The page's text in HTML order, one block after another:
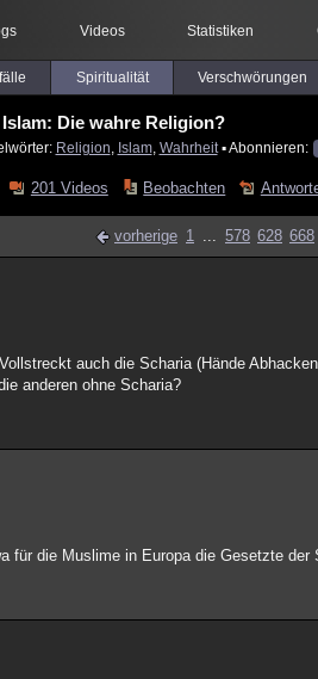
Videos Statistiken
Spiritualität Verschwörungen
Islam: Die wahre Religion?
Religion Islam, Wahrheit▪ Abonnieren:
201 Videos Beobachten
vorherige 1 ... 578 628 668
auch die Scharia (Hände
anderen ohne Scharia?
für die Muslime in Europa die Gesetzte der